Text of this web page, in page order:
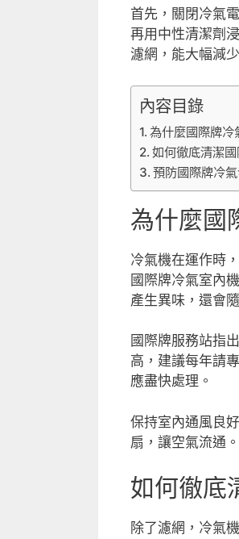
首先，關閉冷氣
再用中性清潔劑
濾網，能大幅減
內容目錄
為什麼國際牌冷
如何徹底清潔
預防國際牌冷
為什麼國
冷氣機在運作時
國際牌冷氣室內
產生異味，還會
國際牌服務站指
高，建議每年請
應盡快處理。
保持室內通風良
扇，讓空氣流通
如何徹底
除了濾網，冷氣